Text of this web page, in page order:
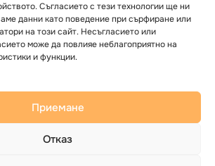
Съгласието с тези технологии ще ни
данни като поведение при сърфиране или
на този сайт. Несъгласието или
може да повлияе неблагоприятно на
и функции.
Приемане
Отказ
гориво